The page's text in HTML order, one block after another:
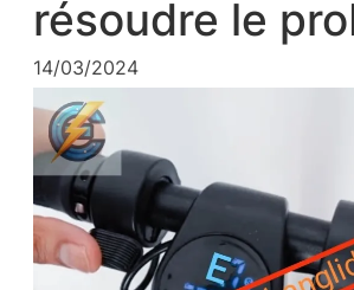
résoudre le
14/03/2024